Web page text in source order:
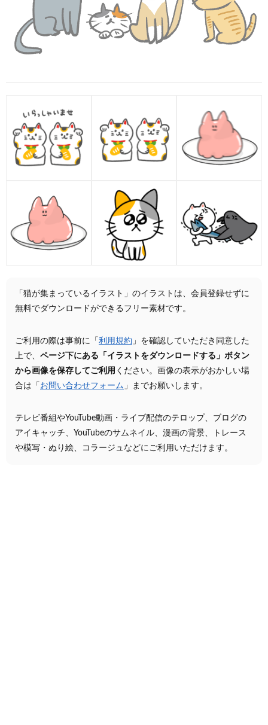
「猫が集まっているイラスト」のイラストは、会員登録せずに
無料でダウンロードができるフリー素材です。
ご利用の際は事前に「 利用規約 」を確認していただき同意した
上で、 ページ下にある「イラストをダウンロードする」ボタン
から画像を保存してご利用 ください。画像の表示がおかしい場
合は「 お問い合わせフォーム 」までお願いします。
テレビ番組やYouTube動画・ライブ配信のテロップ、ブログの
アイキャッチ、YouTubeのサムネイル、漫画の背景、トレース
や模写・ぬり絵、コラージュなどにご利用いただけます。